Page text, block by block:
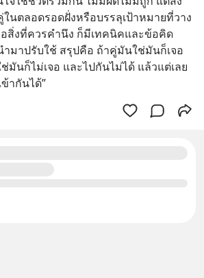
นตลอดรอดฝั่งหรือบรรลุเป้าหมายที่วาง
สิ่งที่ควรคำนึง ก็มีเทคนิคและข้อคิด
ำมาปรับใช้ สรุปคือ ถ้าคู่มันใช่มันก็เจอ
มันก็ไม่เจอ และไปกันไม่ได้ แล้วแต่เลย
ากันได้”